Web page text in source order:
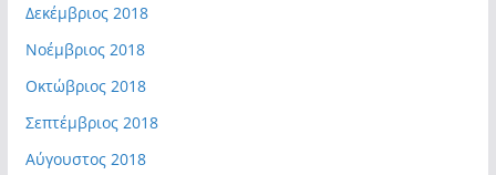
Δεκέμβριος 2018
Νοέμβριος 2018
Οκτώβριος 2018
Σεπτέμβριος 2018
Αύγουστος 2018